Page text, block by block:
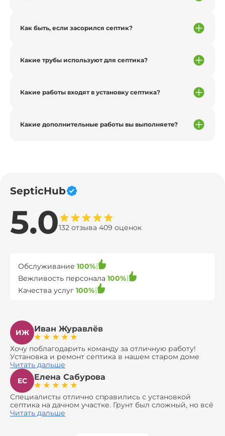
Как быть, если засорился септик?
Какие трубы используют для септика?
Какие работы входят в установку септика?
Какие дополнительные работы вы выполняете?
SepticHub
5.0132 отзыва 409 оценок
Обслуживание 100%
Вежливость персонала 100%
Качества услуг 100%
ИЖ Иван Журавлёв
Хочу поблагодарить команду за отличную работу!
Установка и ремонт септика в нашем старом доме
оказались сложной задачей, но ребята справились на
все 100%. Всё сделали аккуратно и профессионально.
Давали полезные рекомендации, не пытались
навязать ничего лишнего, помогли с выбором и
доставкой материалов, что позволило нам
сэкономить. Выполнили монтаж и демонтаж
оборудования, заменили трубы, обновили
Читать дальше
ЕС
Елена Сабурова
Специалисты отлично справились с установкой
септика на дачном участке. Грунт был сложный, но всё
сделали быстро и аккуратно. Помогли выбрать
Читать дальше